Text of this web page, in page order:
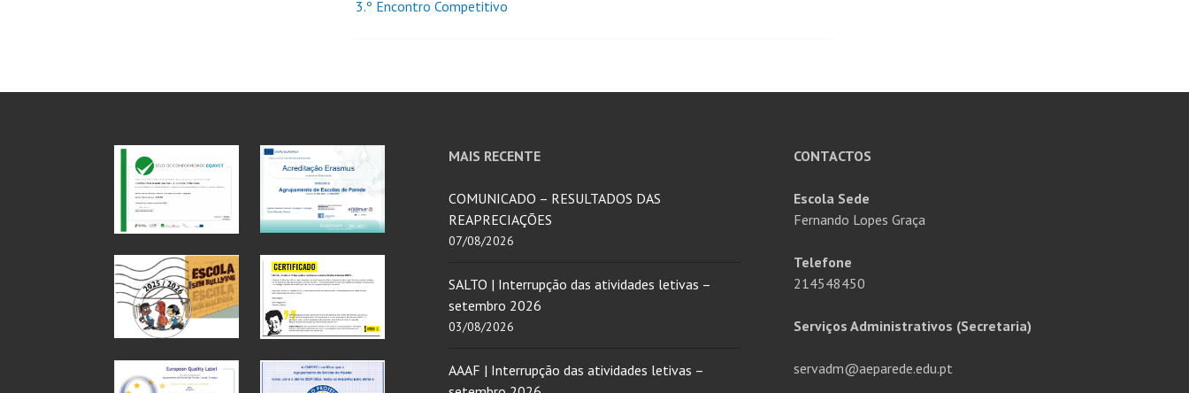
3.º Encontro Competitivo
MAIS RECENTE
COMUNICADO – RESULTADOS DAS
REAPRECIAÇÕES
07/08/2026
SALTO | Interrupção das atividades letivas –
setembro 2026
03/08/2026
AAAF | Interrupção das atividades letivas –
CONTACTOS
Escola Sede
Fernando Lopes Graça
Telefone
214548450
Serviços Administrativos (Secretaria)
servadm@aeparede.edu.pt